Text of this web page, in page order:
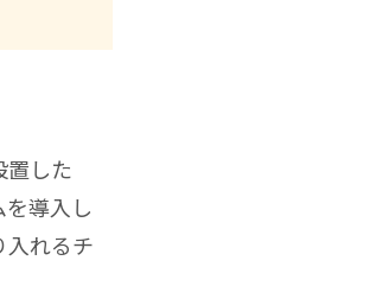
置した
導入し
入れるチ